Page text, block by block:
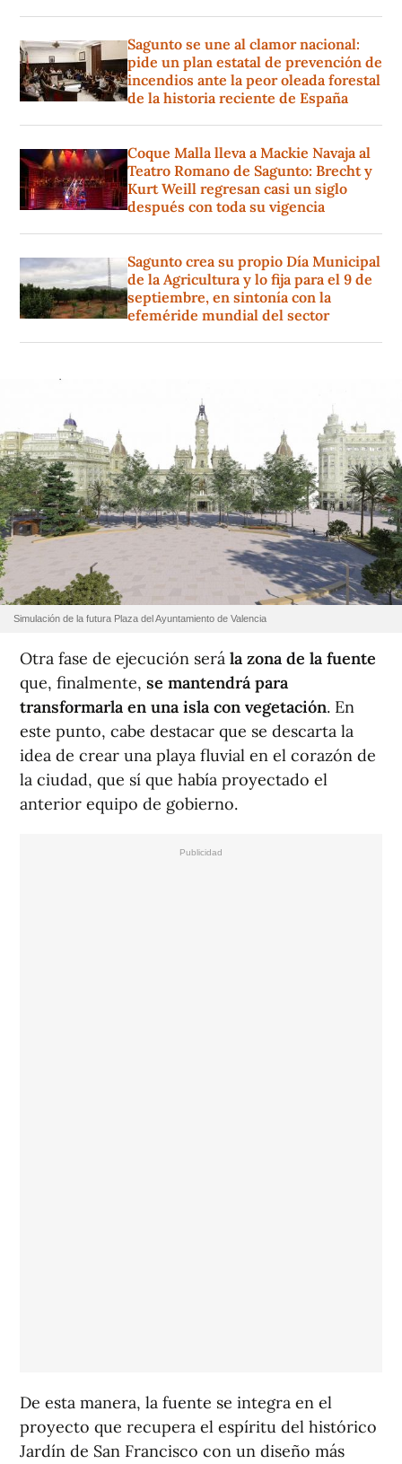
Sagunto se une al clamor nacional:
pide un plan estatal de prevención de
incendios ante la peor oleada forestal
de la historia reciente de España
Coque Malla lleva a Mackie Navaja al
Teatro Romano de Sagunto: Brecht y
Kurt Weill regresan casi un siglo
después con toda su vigencia
Sagunto crea su propio Día Municipal
de la Agricultura y lo fija para el 9 de
septiembre, en sintonía con la
efeméride mundial del sector
Simulación de la futura Plaza del Ayuntamiento de Valencia
Otra fase de ejecución será la zona de la fuente
que, finalmente, se mantendrá para
transformarla en una isla con vegetación. En
este punto, cabe destacar que se descarta la
idea de crear una playa fluvial en el corazón de
la ciudad, que sí que había proyectado el
anterior equipo de gobierno.
De esta manera, la fuente se integra en el
proyecto que recupera el espíritu del histórico
Jardín de San Francisco con un diseño más